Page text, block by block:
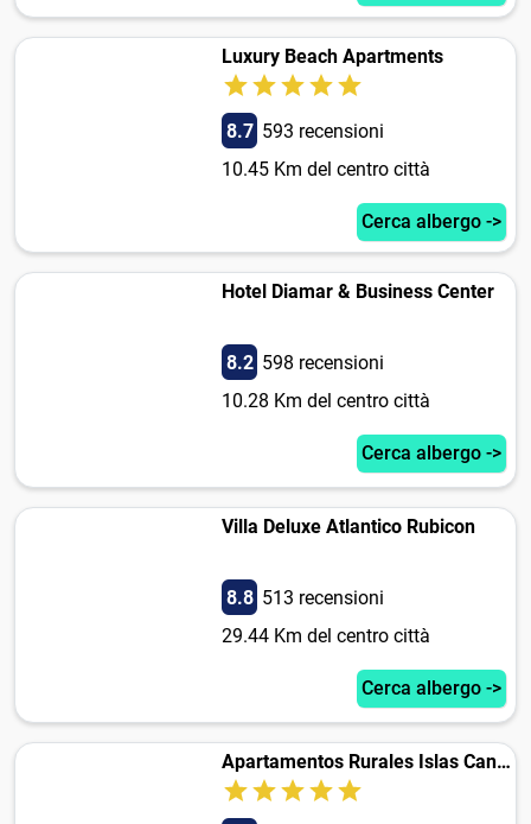
Luxury Beach Apartments
8.7 593 recensioni
10.45 Km del centro città
Cerca albergo ->
Hotel Diamar & Business Center
8.2 598 recensioni
10.28 Km del centro città
Cerca albergo ->
Villa Deluxe Atlantico Rubicon
8.8 513 recensioni
29.44 Km del centro città
Cerca albergo ->
Apartamentos Rurales Islas Canarias